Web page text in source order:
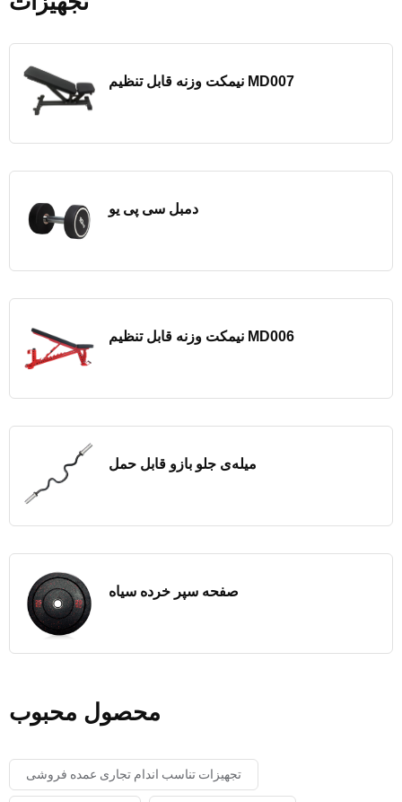
نیمکت وزنه قابل تنظیم MD007
دمبل سی پی یو
نیمکت وزنه قابل تنظیم MD006
میله‌ی جلو بازو قابل حمل
صفحه سپر خرده سیاه
محصول محبوب
تجهیزات تناسب اندام تجاری عمده فروشی